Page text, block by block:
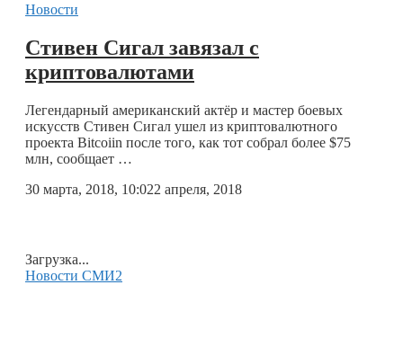
Новости
Стивен Сигал завязал с
криптовалютами
Легендарный американский актёр и мастер боевых
искусств Стивен Сигал ушел из криптовалютного
проекта Bitcoiin после того, как тот собрал более $75
млн, сообщает …
30 марта, 2018, 10:022 апреля, 2018
Загрузка...
Новости СМИ2